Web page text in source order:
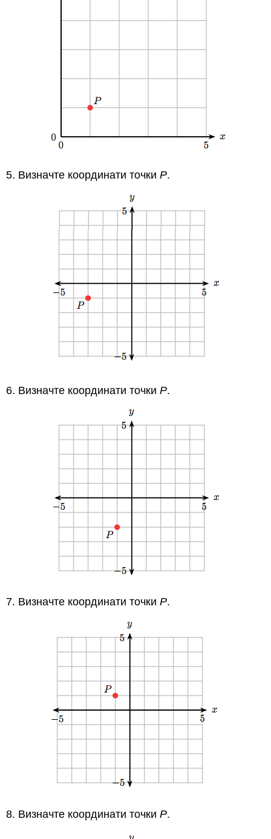
5. Визначте координати точкиР.
6. Визначте координати точкиР.
7. Визначте координати точкиР.
8. Визначте координати точкиР.